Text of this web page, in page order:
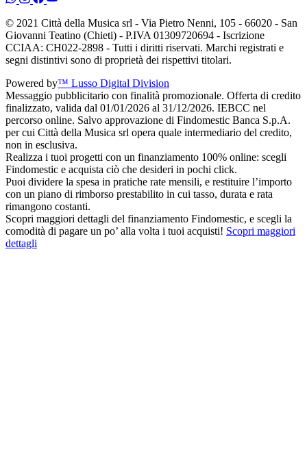
© 2021 Città della Musica srl - Via Pietro Nenni, 105 - 66020 - San
Giovanni Teatino (Chieti) - P.IVA 01309720694 - Iscrizione
CCIAA: CH022-2898 - Tutti i diritti riservati. Marchi registrati e
segni distintivi sono di proprietà dei rispettivi titolari.
Powered by™ Lusso Digital Division
Messaggio pubblicitario con finalità promozionale. Offerta di credito
finalizzato, valida dal 01/01/2026 al 31/12/2026. IEBCC nel
percorso online. Salvo approvazione di Findomestic Banca S.p.A.
per cui Città della Musica srl opera quale intermediario del credito,
non in esclusiva.
Realizza i tuoi progetti con un finanziamento 100% online: scegli
Findomestic e acquista ciò che desideri in pochi click.
Puoi dividere la spesa in pratiche rate mensili, e restituire l’importo
con un piano di rimborso prestabilito in cui tasso, durata e rata
rimangono costanti.
Scopri maggiori dettagli del finanziamento Findomestic, e scegli la
comodità di pagare un po’ alla volta i tuoi acquisti! Scopri maggiori
dettagli